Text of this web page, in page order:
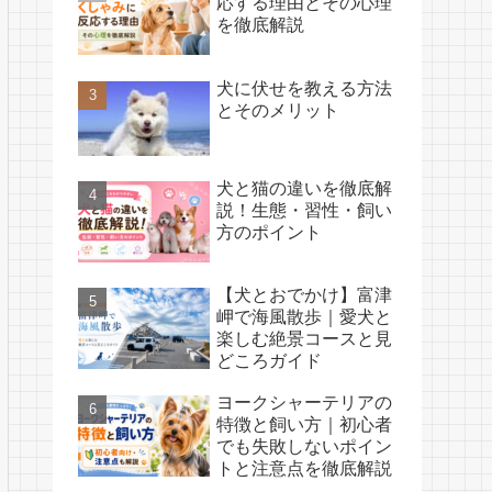
を徹底解説
犬に伏せを教える方法
とそのメリット
犬と猫の違いを徹底解
説！生態・習性・飼い
方のポイント
【犬とおでかけ】富津
岬で海風散歩｜愛犬と
楽しむ絶景コースと見
どころガイド
ヨークシャーテリアの
特徴と飼い方｜初心者
でも失敗しないポイン
トと注意点を徹底解説